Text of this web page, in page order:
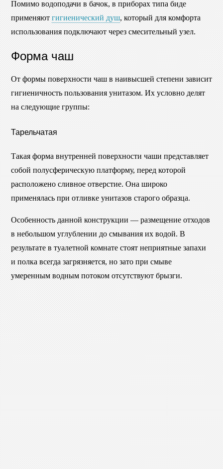
Помимо водоподачи в бачок, в приборах типа биде
применяют гигиенический душ, который для комфорта
использования подключают через смесительный узел.
Форма чаш
От формы поверхности чаш в наивысшей степени зависит
гигиеничность пользования унитазом. Их условно делят
на следующие группы:
Тарельчатая
Такая форма внутренней поверхности чаши представляет
собой полусферическую платформу, перед которой
расположено сливное отверстие. Она широко
применялась при отливке унитазов старого образца.
Особенность данной конструкции — размещение отходов
в небольшом углублении до смывания их водой. В
результате в туалетной комнате стоят неприятные запахи
и полка всегда загрязняется, но зато при смыве
умеренным водным потоком отсутствуют брызги.